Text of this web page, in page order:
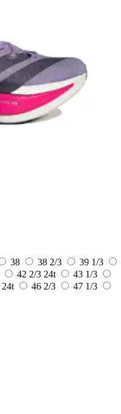
38 38 2/3
39 1/3
42 2/3 24t
43 1/3
24t 46 2/3
47 1/3